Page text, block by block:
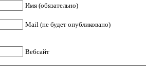
Имя (обязательно)
Mail (не будет опубликовано)
Вебсайт